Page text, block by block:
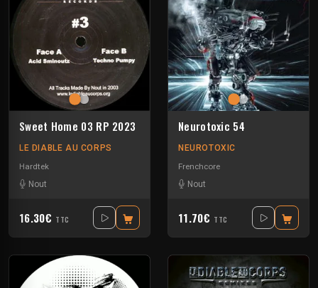
Sweet Home 03 RP 2023
LE DIABLE AU CORPS
Hardtek
Nout
16.30€ TTC
Neurotoxic 54
NEUROTOXIC
Frenchcore
Nout
11.70€ TTC